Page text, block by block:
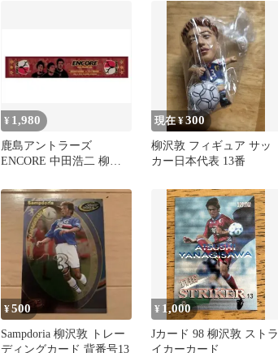
¥ 1,980
鹿島アントラーズ
ENCORE 中田浩二 柳沢
ラー
現在 ¥300
柳沢敦 フィギュア サッ
カー日本代表 13番
¥500
Sampdoria 柳沢敦 トレー
ディングカード 背番号13
¥ 1,000
Jカード 98 柳沢敦 ストラ
イカーカード